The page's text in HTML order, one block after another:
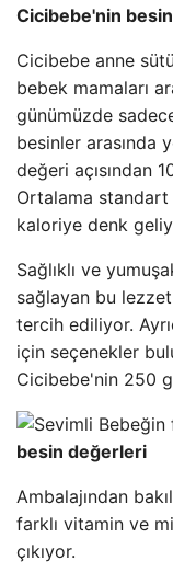
Cicibebe'nin
Cicibebe anne
bebek mamaları
günümüzde
besinler arasında
değeri açısından
Ortalama standart
kaloriye denk
Sağlıklı ve
sağlayan bu
tercih ediliyor.
için seçenekler
Cicibebe'nin 250
besin değerleri
Ambalajından
farklı vitamin ve
çıkıyor.